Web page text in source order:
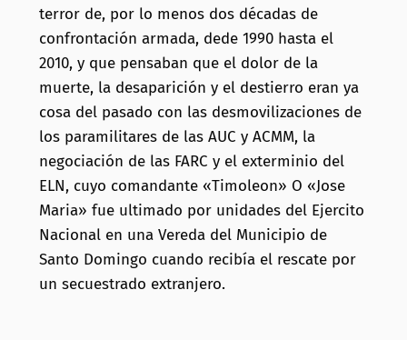
terror de, por lo menos dos décadas de
confrontación armada, dede 1990 hasta el
2010, y que pensaban que el dolor de la
muerte, la desaparición y el destierro eran ya
cosa del pasado con las desmovilizaciones de
los paramilitares de las AUC y ACMM, la
negociación de las FARC y el exterminio del
ELN, cuyo comandante «Timoleon» O «Jose
Maria» fue ultimado por unidades del Ejercito
Nacional en una Vereda del Municipio de
Santo Domingo cuando recibía el rescate por
un secuestrado extranjero.